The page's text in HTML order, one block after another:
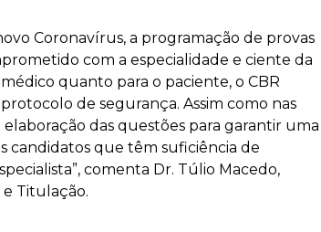
Coronavírus, a programação de provas
com a especialidade e ciente da
quanto para o paciente, o CBR
de segurança. Assim como nas
das questões para garantir uma
candidatos que têm suficiência de
comenta Dr. Túlio Macedo,
e Titulação.